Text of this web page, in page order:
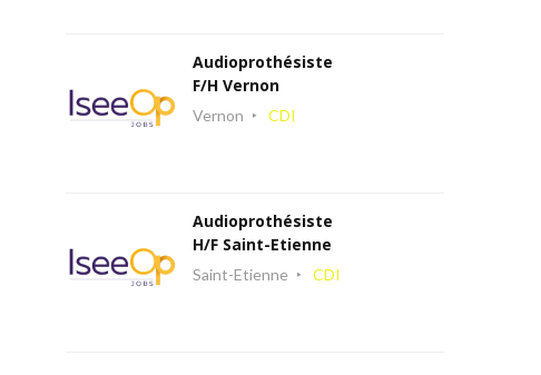
Audioprothésiste
F/H Vernon
Vernon CDI
Audioprothésiste
H/F Saint-Etienne
Saint-Etienne CDI